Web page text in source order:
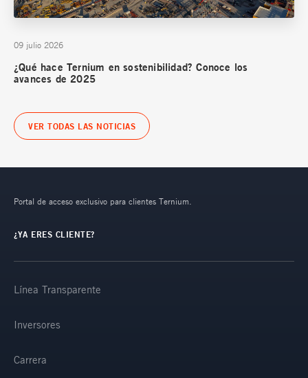
09 julio 2026
¿Qué hace Ternium en sostenibilidad? Conoce los
avances de 2025
VER TODAS LAS NOTICIAS
Portal de acceso exclusivo para clientes Ternium.
¿YA ERES CLIENTE?
Línea Transparente
Inversores
Carrera